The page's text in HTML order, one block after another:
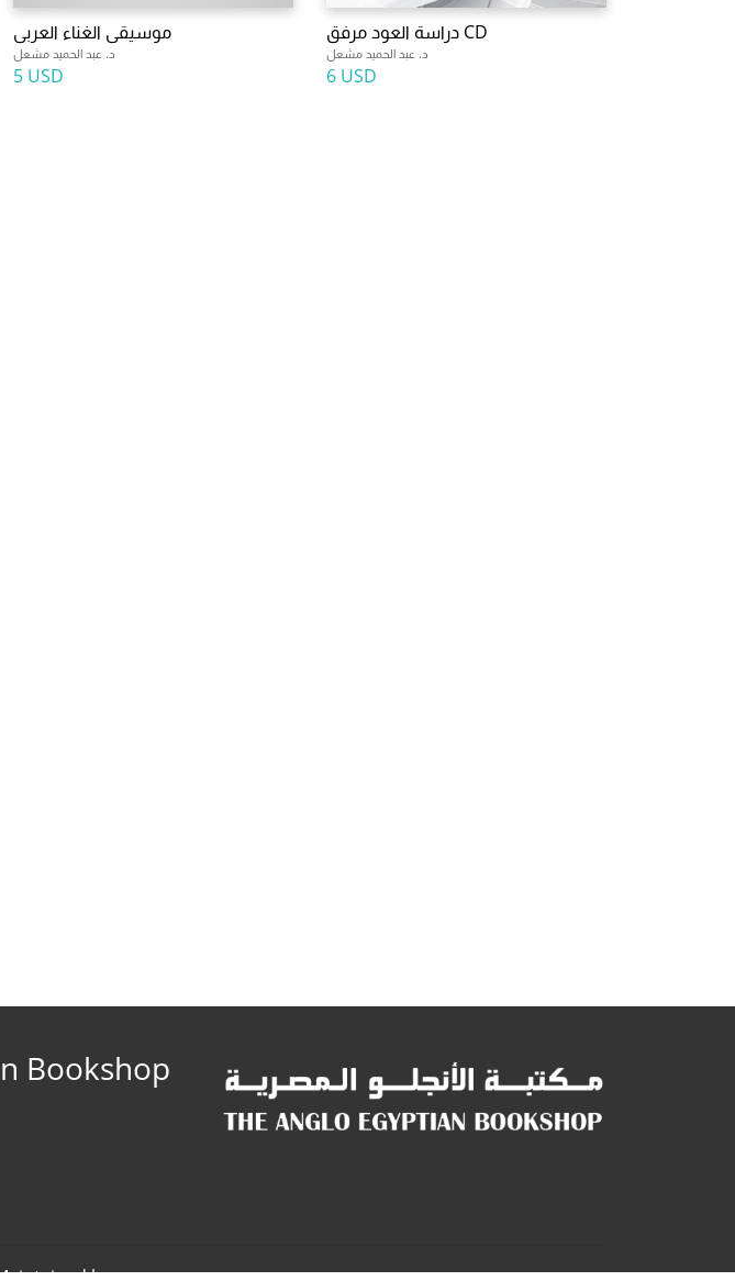
موسيقى الغناء العربى
د. عبد الحميد مشعل
5 USD
دراسة العود مرفق CD
د. عبد الحميد مشعل
6 USD
Bookshop